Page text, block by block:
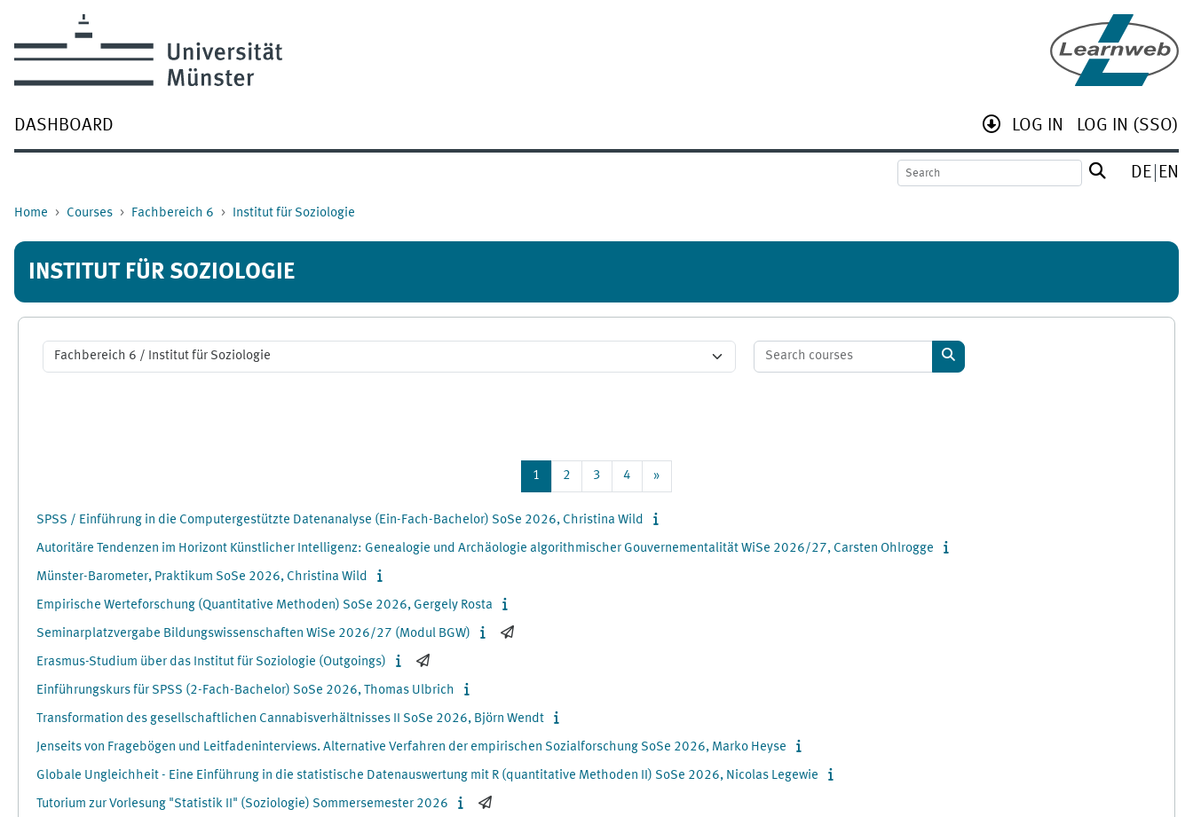
DASHBOARD LOG IN LOG IN (SSO)
DE EN
Home Courses Fachbereich 6 Institut für Soziologie
INSTITUT FÜR SOZIOLOGIE
Course categories
Search courses
Search courses
1 Page 1
2 Page 2
3 Page 3
4 Page 4
»
SPSS / Einführung in die Computergestützte Datenanalyse (Ein-Fach-Bachelor) SoSe 2026, Christina Wild
Autoritäre Tendenzen im Horizont Künstlicher Intelligenz: Genealogie und Archäologie algorithmischer Gouvernementalität WiSe 2026/27, Carsten Ohlrogge
Münster-Barometer, Praktikum SoSe 2026, Christina Wild
Empirische Werteforschung (Quantitative Methoden) SoSe 2026, Gergely Rosta
Seminarplatzvergabe Bildungswissenschaften WiSe 2026/27 (Modul BGW)
Erasmus-Studium über das Institut für Soziologie (Outgoings)
Einführungskurs für SPSS (2-Fach-Bachelor) SoSe 2026, Thomas Ulbrich
Transformation des gesellschaftlichen Cannabisverhältnisses II SoSe 2026, Björn Wendt
Jenseits von Fragebögen und Leitfadeninterviews. Alternative Verfahren der empirischen Sozialforschung SoSe 2026, Marko Heyse
Globale Ungleichheit - Eine Einführung in die statistische Datenauswertung mit R (quantitative Methoden II) SoSe 2026, Nicolas Legewie
Tutorium zur Vorlesung "Statistik II" (Soziologie) Sommersemester 2026